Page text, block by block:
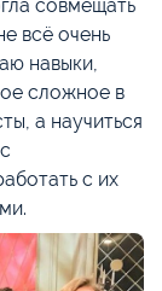
совмещать
всё очень
навыки,
сложное в
а научиться
с их